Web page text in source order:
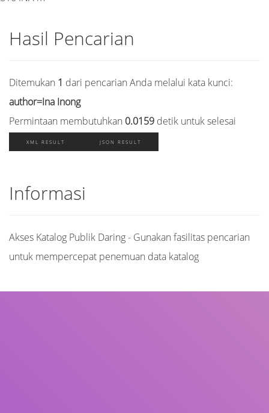
Hasil Pencarian
Ditemukan 1 dari pencarian Anda melalui kata kunci:
author=Ina Inong
Permintaan membutuhkan 0.0159 detik untuk selesai
XML RESULT JSON RESULT
Informasi
Akses Katalog Publik Daring - Gunakan fasilitas pencarian
untuk mempercepat penemuan data katalog